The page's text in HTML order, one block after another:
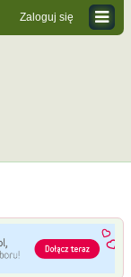
Zaloguj się